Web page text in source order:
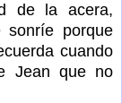
de la acera,
porque
cuando
Jean que no